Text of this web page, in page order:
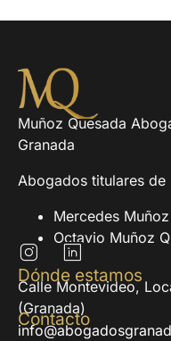
Muñoz Quesada
Granada
Abogados titulares de
Mercedes
Octavio Muñoz
Dónde estamos
Calle Montevideo,
(Granada)
Contacto